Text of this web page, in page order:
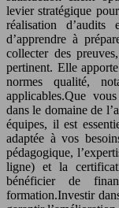
levier stratégique
réalisation d’audits
d’apprendre à
collecter des
pertinent. Elle
normes qualité,
applicables.Que
dans le domaine de
équipes, il est
adaptée à vos
pédagogique,
ligne) et la
bénéficier de
formation.Investir